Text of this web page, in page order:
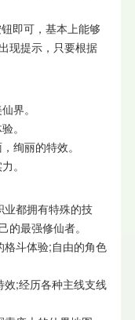
即可，基本上能够
现提示，只要根据
界。
。
绚丽的特效。
。
业都拥有特殊的技
最强修仙者。
斗体验;自由的角色
;经历各种主线支线